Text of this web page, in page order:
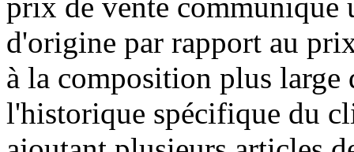
prix de vente
d'origine par rapport au
à la composition plus
l'historique spécifique du